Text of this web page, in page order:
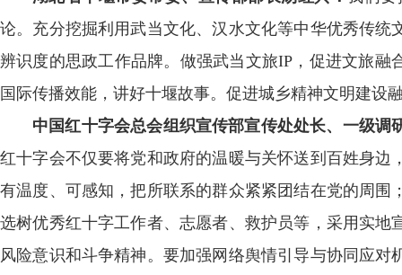
论。充分挖掘利用武当文化、汉水文化等中华优秀传
辨识度的思政工作品牌。做强武当文旅IP，促进文旅
国际传播效能，讲好十堰故事。促进城乡精神文明建
中国红十字会总会组织宣传部宣传处处长、一级调
红十字会不仅要将党和政府的温暖与关怀送到百姓身
有温度、可感知，把所联系的群众紧紧团结在党的周
选树优秀红十字工作者、志愿者、救护员等，采用实
风险意识和斗争精神。要加强网络舆情引导与协同应